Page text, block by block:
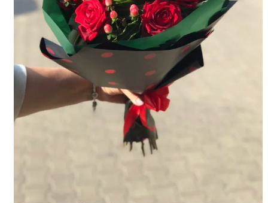
Imieniny
Rocznica
Niespodzianka
Miłość
Kondelencje
Narodziny
Podziękowania
Przeprosiny
Życzenia powrotu do zdrowia
Wianki dekoracyjne
Dodatki do kwiatów